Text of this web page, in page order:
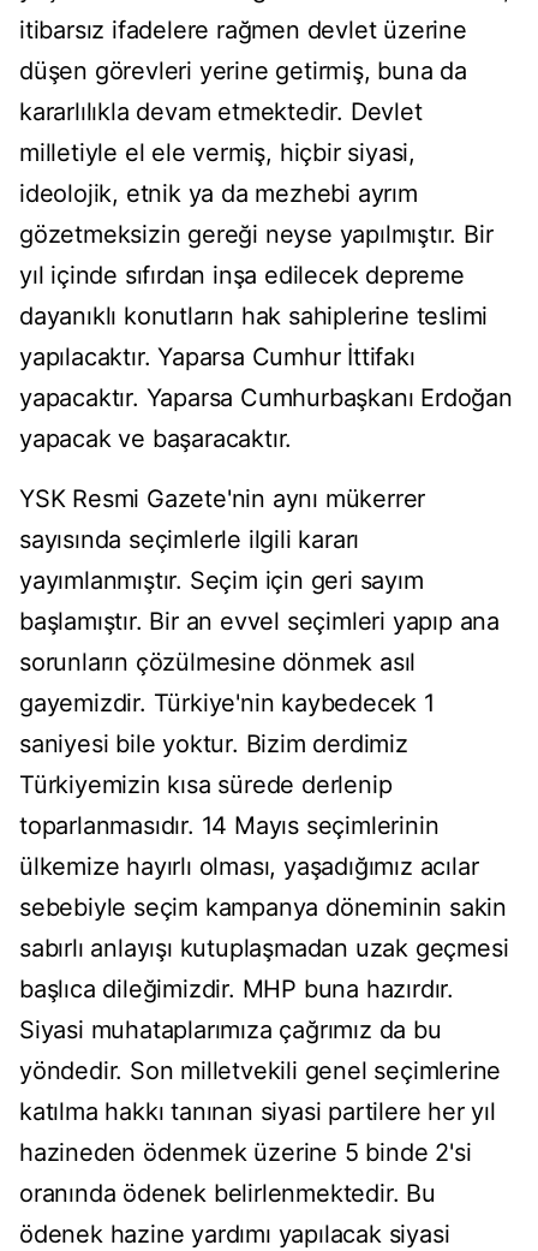
itibarsız ifadelere rağmen devlet üzerine
düşen görevleri yerine getirmiş, buna da
kararlılıkla devam etmektedir. Devlet
milletiyle el ele vermiş, hiçbir siyasi,
ideolojik, etnik ya da mezhebi ayrım
gözetmeksizin gereği neyse yapılmıştır. Bir
yıl içinde sıfırdan inşa edilecek depreme
dayanıklı konutların hak sahiplerine teslimi
yapılacaktır. Yaparsa Cumhur İttifakı
yapacaktır. Yaparsa Cumhurbaşkanı Erdoğan
yapacak ve başaracaktır.
YSK Resmi Gazete'nin aynı mükerrer
sayısında seçimlerle ilgili kararı
yayımlanmıştır. Seçim için geri sayım
başlamıştır. Bir an evvel seçimleri yapıp ana
sorunların çözülmesine dönmek asıl
gayemizdir. Türkiye'nin kaybedecek 1
saniyesi bile yoktur. Bizim derdimiz
Türkiyemizin kısa sürede derlenip
toparlanmasıdır. 14 Mayıs seçimlerinin
ülkemize hayırlı olması, yaşadığımız acılar
sebebiyle seçim kampanya döneminin sakin
sabırlı anlayışı kutuplaşmadan uzak geçmesi
başlıca dileğimizdir. MHP buna hazırdır.
Siyasi muhataplarımıza çağrımız da bu
yöndedir. Son milletvekili genel seçimlerine
katılma hakkı tanınan siyasi partilere her yıl
hazineden ödenmek üzerine 5 binde 2'si
oranında ödenek belirlenmektedir. Bu
ödenek hazine yardımı yapılacak siyasi